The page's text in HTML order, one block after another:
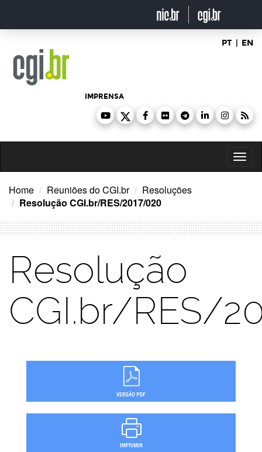
o
PT | EN
IMPRENSA
Home Reuniões do CGI.br
Resoluções
Resolução CGI.br/RES/2017/020
Resolução
CGI.br/RES/